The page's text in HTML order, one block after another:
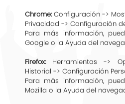
Chrome:Configuración ->
Privacidad -> Configuración
Para más información,
Google o la Ayuda del
Firefox:Herramientas ->
Historial -> Configuración
Para más información,
Mozilla o la Ayuda del